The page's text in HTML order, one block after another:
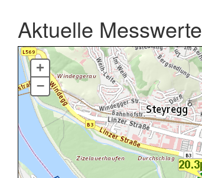
Aktuelle Messwerte
+
–